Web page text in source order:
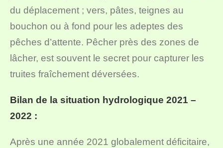
du déplacement ; vers, pâtes, teignes au
bouchon ou à fond pour les adeptes des
pêches d’attente. Pêcher près des zones de
lâcher, est souvent le secret pour capturer les
truites fraîchement déversées.
Bilan de la situation hydrologique 2021 –
2022 :
Après une année 2021 globalement déficitaire,